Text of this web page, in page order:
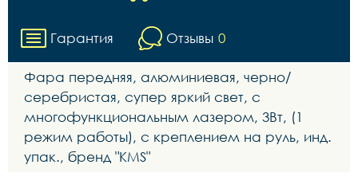
Гарантия Отзывы 0
Фара передняя, алюминиевая, черно/
серебристая, супер яркий свет, с
многофункциональным лазером, 3Вт, (1
режим работы), с креплением на руль, инд.
упак., бренд "KMS"